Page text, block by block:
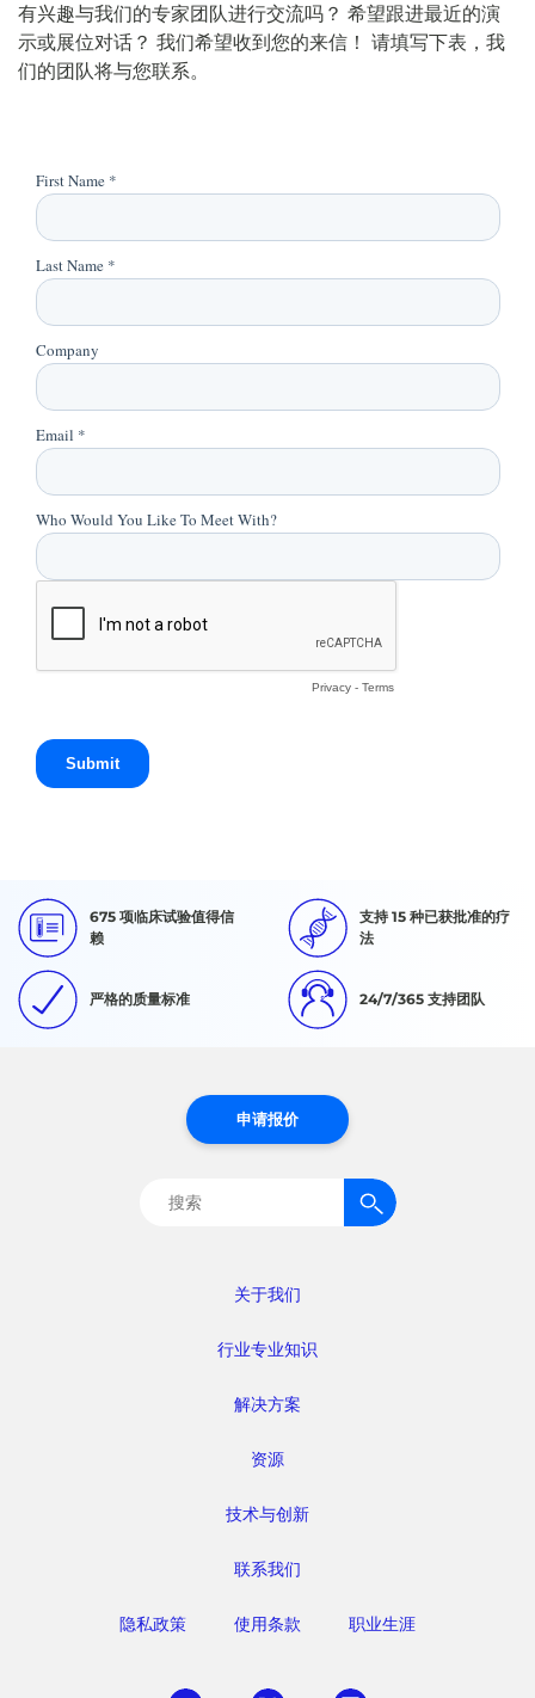
有兴趣与我们的专家团队进行交流吗？ 希望跟进最近的演
示或展位对话？ 我们希望收到您的来信！ 请填写下表，我
们的团队将与您联系。
675 项临床试验值得信
赖
支持 15 种已获批准的疗
法
严格的质量标准 24/7/365 支持团队
关于我们
行业专业知识
解决方案
资源
技术与创新
联系我们
隐私政策 使用条款 职业生涯
申请报价
搜